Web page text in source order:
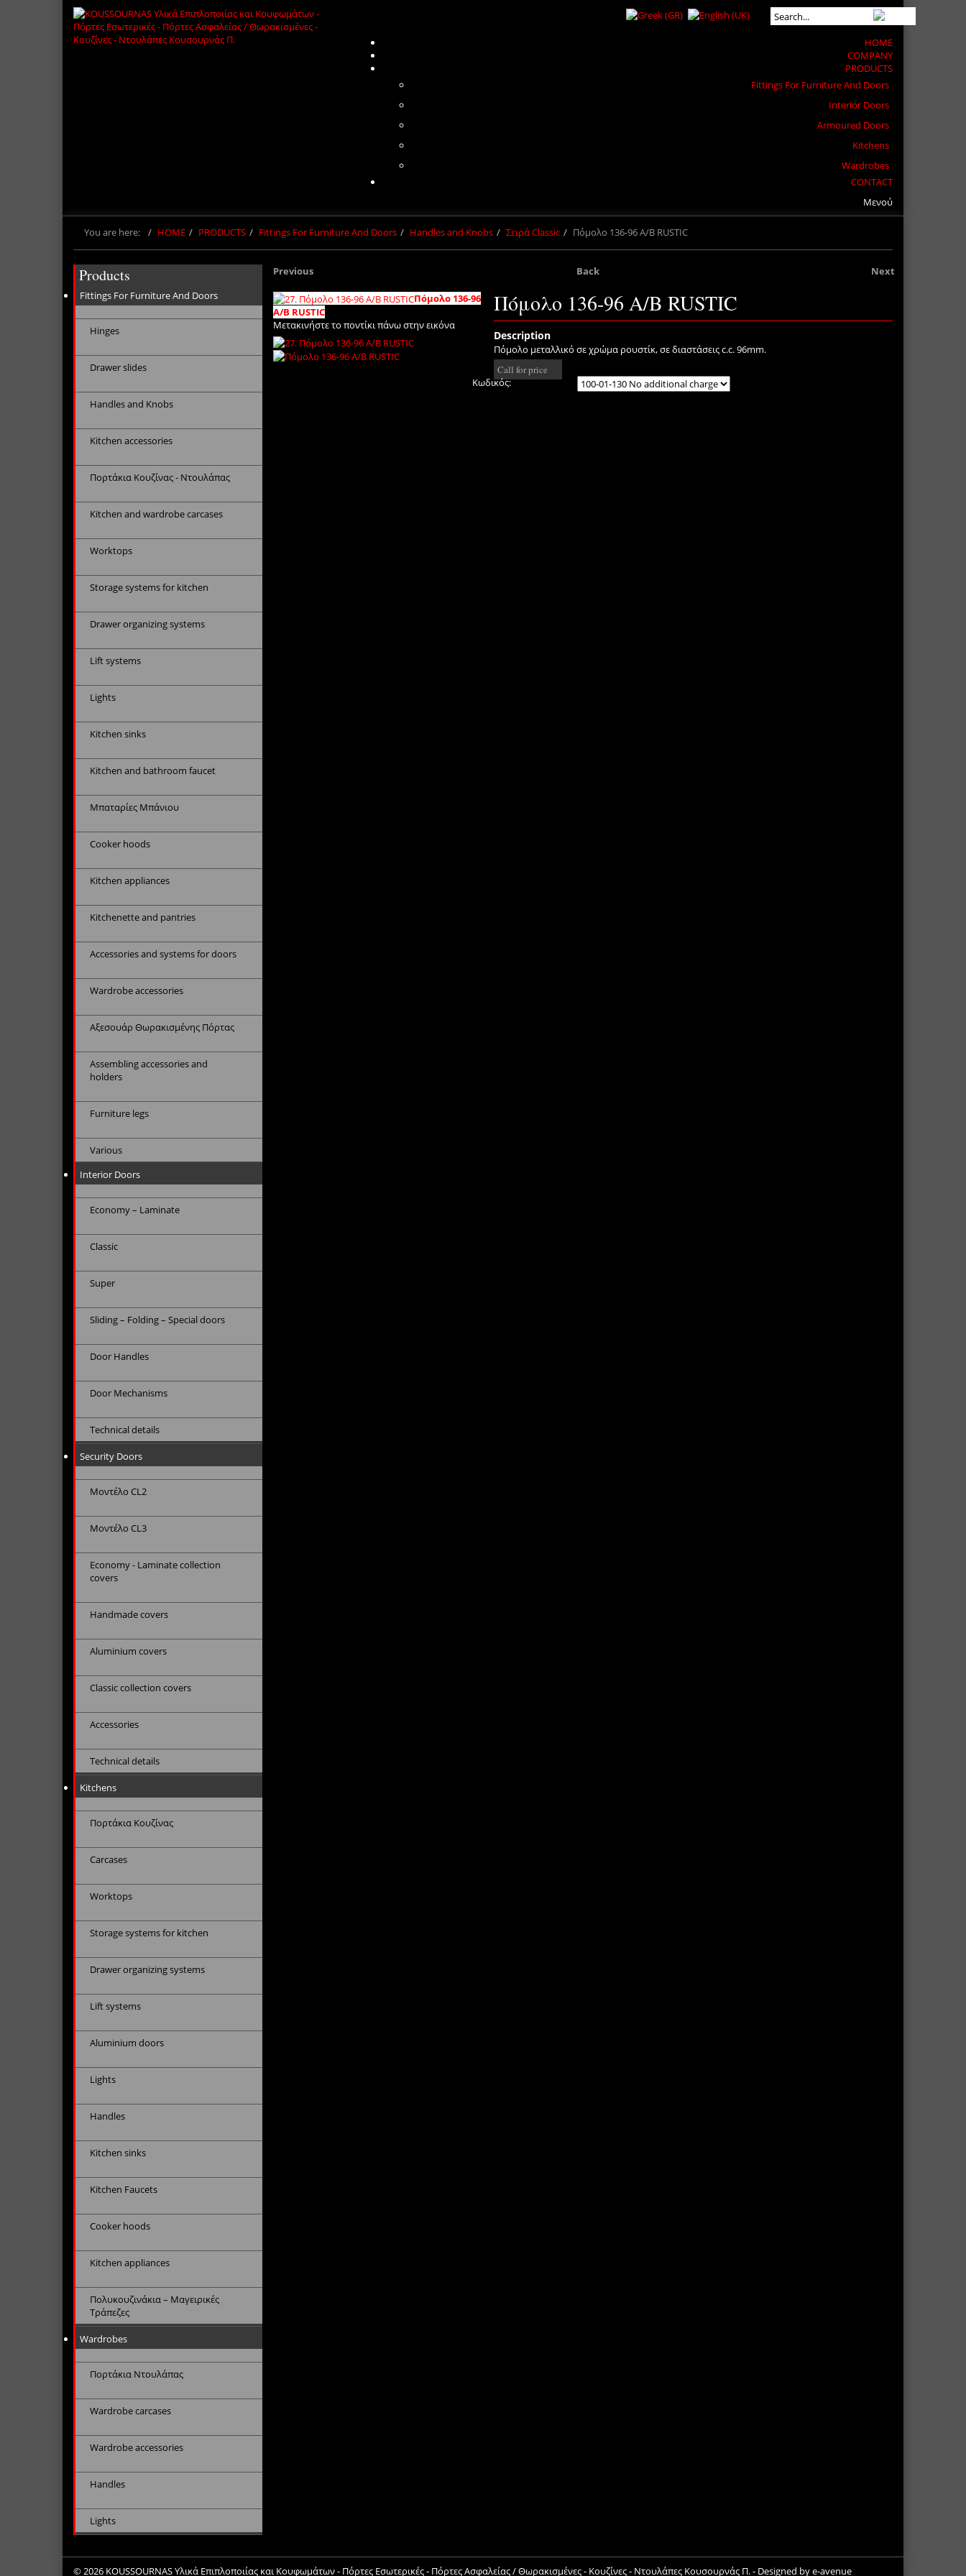
HOME
COMPANY
PRODUCTS
Fittings For Furniture And Doors
Interior Doors
Armoured Doors
Kitchens
Wardrobes
CONTACT
Μενού
You are here: HOME PRODUCTS Fittings For Furniture And Doors Handles and Knobs Σειρά Classic Πόμολο 136-96 A/B RUSTIC
Previous Back Next
Πόμολο 136-96
A/B RUSTIC
Μετακινήστε το ποντίκι πάνω στην εικόνα
Πόμολο 136-96 A/B RUSTIC
Description
Πόμολο μεταλλικό σε χρώμα ρουστίκ, σε διαστάσεις c.c. 96mm.
Call for price
Κωδικός:
Products
Fittings For Furniture And Doors
Hinges
Drawer slides
Handles and Knobs
Kitchen accessories
Πορτάκια Κουζίνας - Ντουλάπας
Kitchen and wardrobe carcases
Worktops
Storage systems for kitchen
Drawer organizing systems
Lift systems
Lights
Kitchen sinks
Kitchen and bathroom faucet
Μπαταρίες Μπάνιου
Cooker hoods
Kitchen appliances
Kitchenette and pantries
Accessories and systems for doors
Wardrobe accessories
Αξεσουάρ Θωρακισμένης Πόρτας
Assembling accessories and
holders
Furniture legs
Various
Interior Doors
Economy – Laminate
Classic
Super
Sliding – Folding – Special doors
Door Handles
Door Mechanisms
Technical details
Security Doors
Μοντέλο CL2
Μοντέλο CL3
Economy - Laminate collection
covers
Handmade covers
Aluminium covers
Classic collection covers
Accessories
Technical details
Kitchens
Πορτάκια Κουζίνας
Carcases
Worktops
Storage systems for kitchen
Drawer organizing systems
Lift systems
Aluminium doors
Lights
Handles
Kitchen sinks
Kitchen Faucets
Cooker hoods
Kitchen appliances
Πολυκουζινάκια – Μαγειρικές
Τράπεζες
Wardrobes
Πορτάκια Ντουλάπας
Wardrobe carcases
Wardrobe accessories
Handles
Lights
© 2026 KOUSSOURNAS Υλικά Επιπλοποιίας και Κουφωμάτων - Πόρτες Εσωτερικές - Πόρτες Ασφαλείας / Θωρακισμένες - Κουζίνες - Ντουλάπες Κουσουρνάς Π.- Designed bye-avenue